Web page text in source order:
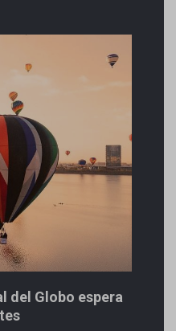
del Globo espera